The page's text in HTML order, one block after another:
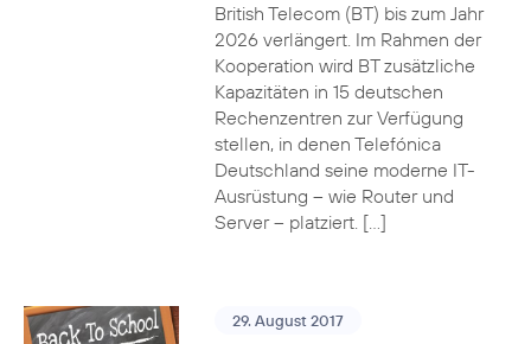
British Telecom (BT) bis zum Jahr
2026 verlängert. Im Rahmen der
Kooperation wird BT zusätzliche
Kapazitäten in 15 deutschen
Rechenzentren zur Verfügung
stellen, in denen Telefónica
Deutschland seine moderne IT-
Ausrüstung – wie Router und
Server – platziert. […]
29. August 2017